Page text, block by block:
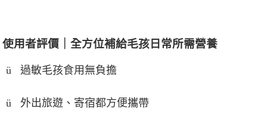
使用者評價｜全方位補給毛孩日常所需營養
ü 過敏毛孩食用無負擔
ü 外出旅遊、寄宿都方便攜帶